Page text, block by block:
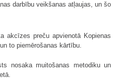
darbību veikšanas atļaujas, un šo
akcīzes preču apvienotā Kopienas
to piemērošanas kārtību.
nosaka muitošanas metodiku un